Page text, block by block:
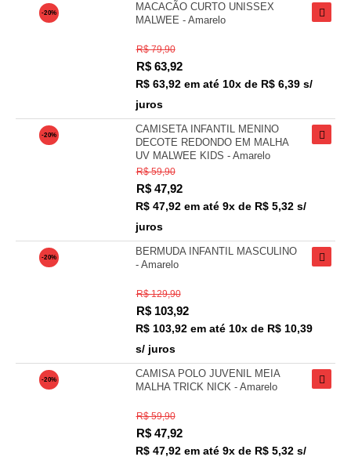
-20%
MACACÃO CURTO UNISSEX
MALWEE - Amarelo
R$ 79,90
R$ 63,92
R$ 63,92 em até 10x de R$ 6,39 s/
juros
-20%
CAMISETA INFANTIL MENINO
DECOTE REDONDO EM MALHA
UV MALWEE KIDS - Amarelo
R$ 59,90
R$ 47,92
R$ 47,92 em até 9x de R$ 5,32 s/
juros
-20%
BERMUDA INFANTIL MASCULINO
- Amarelo
R$ 129,90
R$ 103,92
R$ 103,92 em até 10x de R$ 10,39
s/ juros
-20%
CAMISA POLO JUVENIL MEIA
MALHA TRICK NICK - Amarelo
R$ 59,90
R$ 47,92
R$ 47,92 em até 9x de R$ 5,32 s/